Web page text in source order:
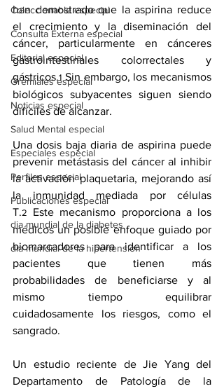
Coleccionable especial
Consulta Externa especial
Editorial especial
Gremiales especial
Noticias especial
Salud Mental especial
Especiales especial
Perfiles especial
Publicaciones especial
dia mundial de la diabetes
dia mundial de la hipertension
han demostrado que la aspirina reduce
el crecimiento y la diseminación del
cáncer, particularmente en cánceres
gastrointestinales colorrectales y
gástricos.1 Sin embargo, los mecanismos
biológicos subyacentes siguen siendo
difíciles de alcanzar.
Una dosis baja diaria de aspirina puede
prevenir metástasis del cáncer al inhibir
la activación plaquetaria, mejorando así
la inmunidad mediada por células
T.2
Este mecanismo proporciona a los
médicos un posible enfoque guiado por
biomarcadores para identificar a los
pacientes que tienen más
probabilidades de beneficiarse y al
mismo tiempo equilibrar
cuidadosamente los riesgos, como el
sangrado.
Un estudio reciente de Jie Yang del
Departamento de Patología de la